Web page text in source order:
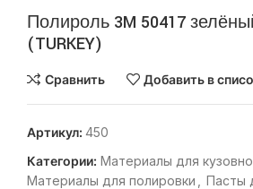
Полироль 3M 50417
(TURKEY)
Сравнить Добавить в
Артикул: 450
Категории: Материалы для
Материалы для полировки
Пасты